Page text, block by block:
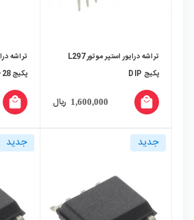
تراشه درایور استپر موتور L297
پکیج DIP
1,600,000 ریال local_mall
پکیج SOIC-28
local_mall
جدید جدید